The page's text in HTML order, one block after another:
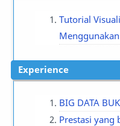
Tutorial
experience
BIG DATA
Prestasi yang